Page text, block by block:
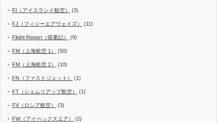
FI（アイスランド航空） (3)
FJ（フィジーエアウェイズ） (11)
Flight Report（搭乗記） (9)
FM（上海航空 1） (50)
FM（上海航空 2） (10)
FN（ファストジェット） (1)
FT（シェムリアップ航空） (1)
FV（ロシア航空） (3)
FW（アイベックスエア） (2)